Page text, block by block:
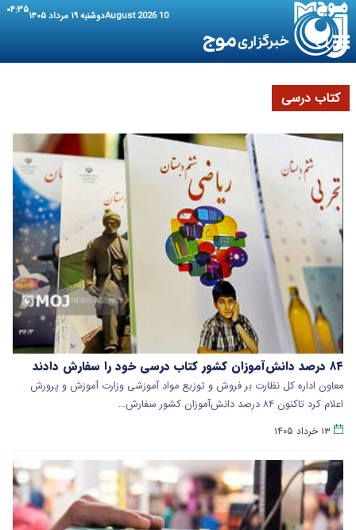
10 August 2026 دوشنبه ۱۹ مرداد ۱۴۰۵ ۰۴:۳۵
کتاب درسی
۸۴ درصد دانش‌آموزان کشور کتاب درسی خود را سفارش دادند
معاون اداره کل نظارت بر فروش و توزیع مواد آموزشی وزارت آموزش و پرورش
اعلام کرد تاکنون ۸۴ درصد دانش‌آموزان کشور سفارش…
۱۳ خرداد ۱۴۰۵